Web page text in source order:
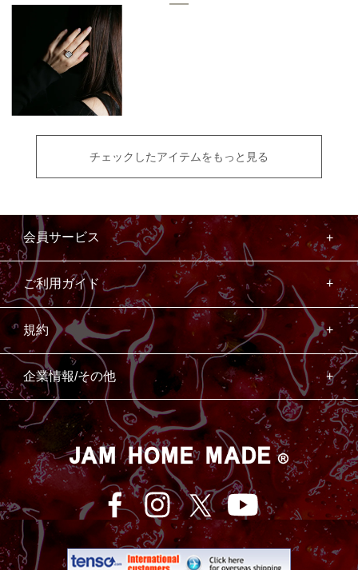
チェックしたアイテムをもっと見る
会員サービス
ご利用ガイド
規約
企業情報/その他